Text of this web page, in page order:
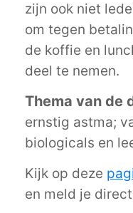
zijn ook niet
om tegen
de koffie en
deel te nemen.
Thema van de
ernstig astma;
biologicals en
Kijk op deze
en meld je